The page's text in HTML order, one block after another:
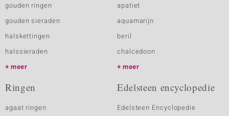
gouden ringen
gouden sieraden
halskettingen
halssieraden
meer
apatiet
aquamarijn
beril
chalcedoon
meer
Ringen
agaat ringen
Edelsteen encyclopedie
Edelsteen Encyclopedie